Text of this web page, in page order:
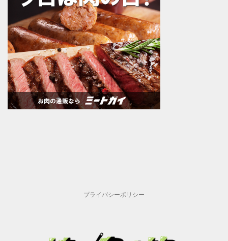
プライバシーポリシー